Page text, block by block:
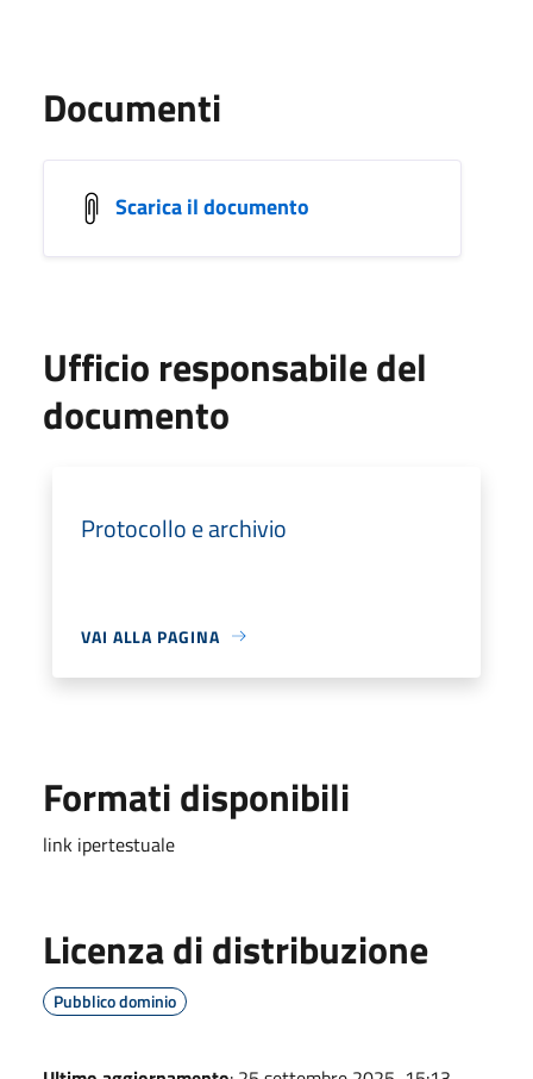
Documenti
Scarica il documento
Ufficio responsabile del
documento
Protocollo e archivio
VAI ALLA PAGINA
Formati disponibili
link ipertestuale
Licenza di distribuzione
Pubblico dominio